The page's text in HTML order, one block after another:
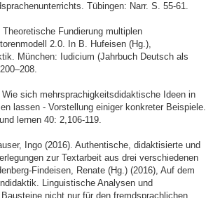
Tübingen: Narr. S. 55-61.
Fundierung multiplen
2.0. In B. Hufeisen (Hg.),
München: Iudicium (Jahrbuch Deutsch als
Wie sich mehrsprachigkeitsdidaktische Ideen in
lassen - Vorstellung einiger konkreter Beispiele.
lernen 40: 2,106-119.
Ingo (2016). Authentische, didaktisierte und
zur Textarbeit aus drei verschiedenen
Findeisen, Renate (Hg.) (2016), Auf dem
Linguistische Analysen und
nicht nur für den fremdsprachlichen